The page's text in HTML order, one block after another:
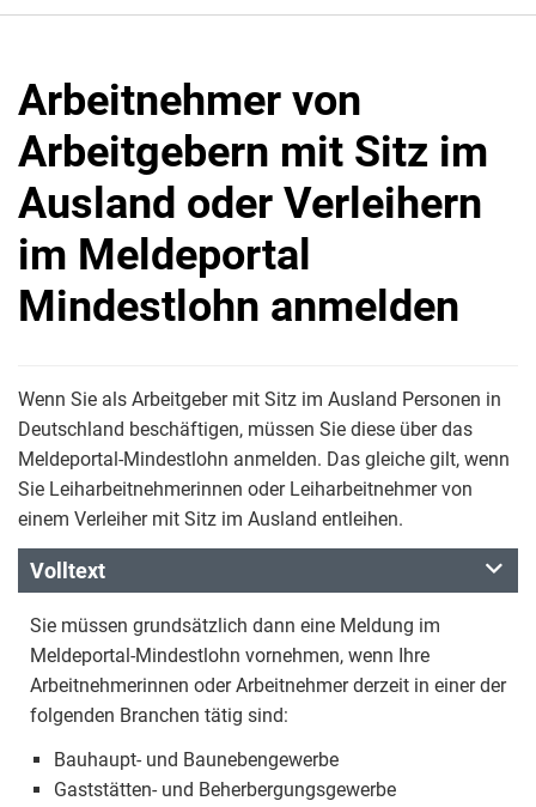
Arbeitnehmer von
Arbeitgebern mit Sitz im
Ausland oder Verleihern
im Meldeportal
Mindestlohn anmelden
Wenn Sie als Arbeitgeber mit Sitz im Ausland Personen in
Deutschland beschäftigen, müssen Sie diese über das
Meldeportal-Mindestlohn anmelden. Das gleiche gilt, wenn
Sie Leiharbeitnehmerinnen oder Leiharbeitnehmer von
einem Verleiher mit Sitz im Ausland entleihen.
Volltext
Sie müssen grundsätzlich dann eine Meldung im
Meldeportal-Mindestlohn vornehmen, wenn Ihre
Arbeitnehmerinnen oder Arbeitnehmer derzeit in einer der
folgenden Branchen tätig sind:
Bauhaupt- und Baunebengewerbe
Gaststätten- und Beherbergungsgewerbe